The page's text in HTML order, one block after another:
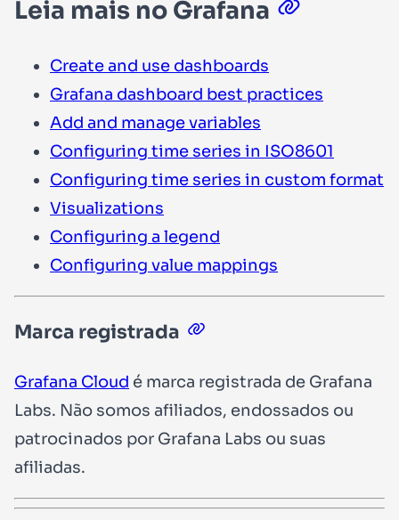
Leia mais no Grafana
Create and use dashboards
Grafana dashboard best practices
Add and manage variables
Configuring time series in ISO8601
Configuring time series in custom format
Visualizations
Configuring a legend
Configuring value mappings
Marca registrada
Grafana Cloud é marca registrada de Grafana
Labs. Não somos afiliados, endossados ou
patrocinados por Grafana Labs ou suas
afiliadas.